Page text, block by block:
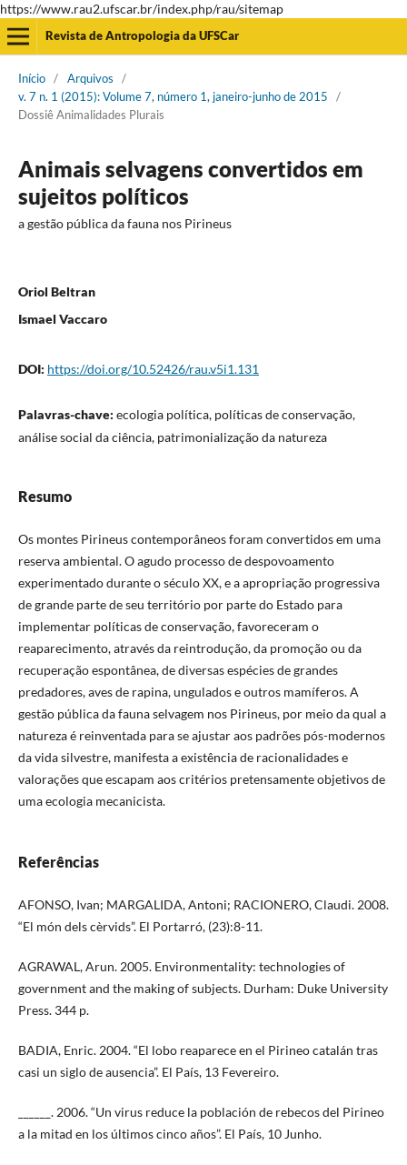
https://www.rau2.ufscar.br/index.php/rau/sitemap
Revista de Antropologia da UFSCar
Início / Arquivos
/
v. 7 n. 1 (2015): Volume 7, número 1, janeiro-junho de 2015
/
Dossiê Animalidades Plurais
Animais selvagens convertidos em
sujeitos políticos
a gestão pública da fauna nos Pirineus
Oriol Beltran
Ismael Vaccaro
DOI: https://doi.org/10.52426/rau.v5i1.131
Palavras-chave: ecologia política, políticas de conservação,
análise social da ciência, patrimonialização da natureza
Resumo
Os montes Pirineus contemporâneos foram convertidos em uma
reserva ambiental. O agudo processo de despovoamento
experimentado durante o século XX, e a apropriação progressiva
de grande parte de seu território por parte do Estado para
implementar políticas de conservação, favoreceram o
reaparecimento, através da reintrodução, da promoção ou da
recuperação espontânea, de diversas espécies de grandes
predadores, aves de rapina, ungulados e outros mamíferos. A
gestão pública da fauna selvagem nos Pirineus, por meio da qual a
natureza é reinventada para se ajustar aos padrões pós-modernos
da vida silvestre, manifesta a existência de racionalidades e
valorações que escapam aos critérios pretensamente objetivos de
uma ecologia mecanicista.
Referências
AFONSO, Ivan; MARGALIDA, Antoni; RACIONERO, Claudi. 2008.
“El món dels cèrvids”. El Portarró, (23):8-11.
AGRAWAL, Arun. 2005. Environmentality: technologies of
government and the making of subjects. Durham: Duke University
Press. 344 p.
BADIA, Enric. 2004. “El lobo reaparece en el Pirineo catalán tras
casi un siglo de ausencia”. El País, 13 Fevereiro.
______. 2006. “Un virus reduce la población de rebecos del Pirineo
a la mitad en los últimos cinco años”. El País, 10 Junho.